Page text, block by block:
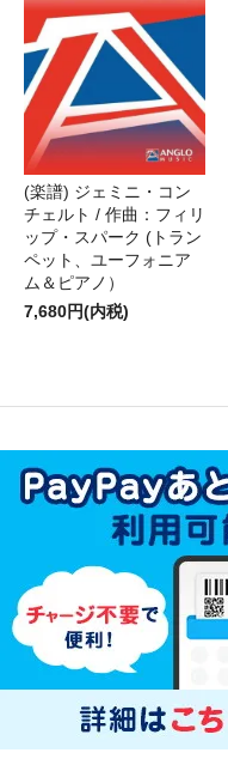
(楽譜) ジェミニ・コン
チェルト / 作曲：フィリ
ップ・スパーク (トラン
ペット、ユーフォニア
ム＆ピアノ）
7,680円(内税)